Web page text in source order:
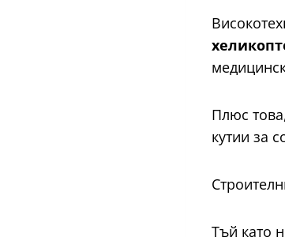
Плюс
кутии за
Тъй като